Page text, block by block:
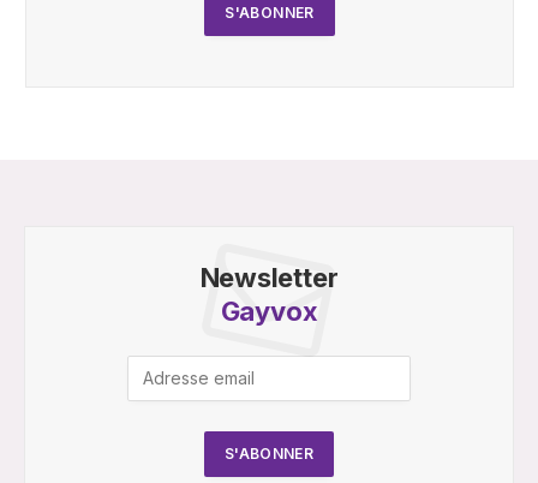
Newsletter
Gayvox